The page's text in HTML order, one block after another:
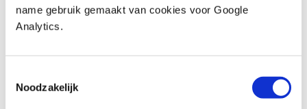
name gebruik gemaakt van cookies voor Google
Analytics.
Noodzakelijk